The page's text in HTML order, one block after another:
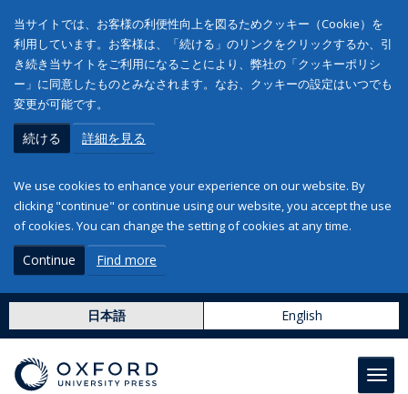
当サイトでは、お客様の利便性向上を図るためクッキー（Cookie）を
利用しています。お客様は、「続ける」のリンクをクリックするか、引
き続き当サイトをご利用になることにより、弊社の「クッキーポリシ
ー」に同意したものとみなされます。なお、クッキーの設定はいつでも
変更が可能です。
続ける 詳細を見る
We use cookies to enhance your experience on our website. By
clicking "continue" or continue using our website, you accept the use
of cookies. You can change the setting of cookies at any time.
Continue Find more
日本語 English